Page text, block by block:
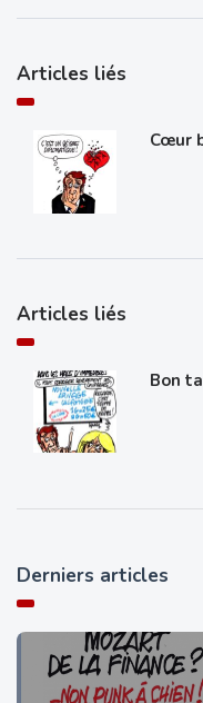
Articles liés
Cœur
Articles liés
Bon
Derniers articles